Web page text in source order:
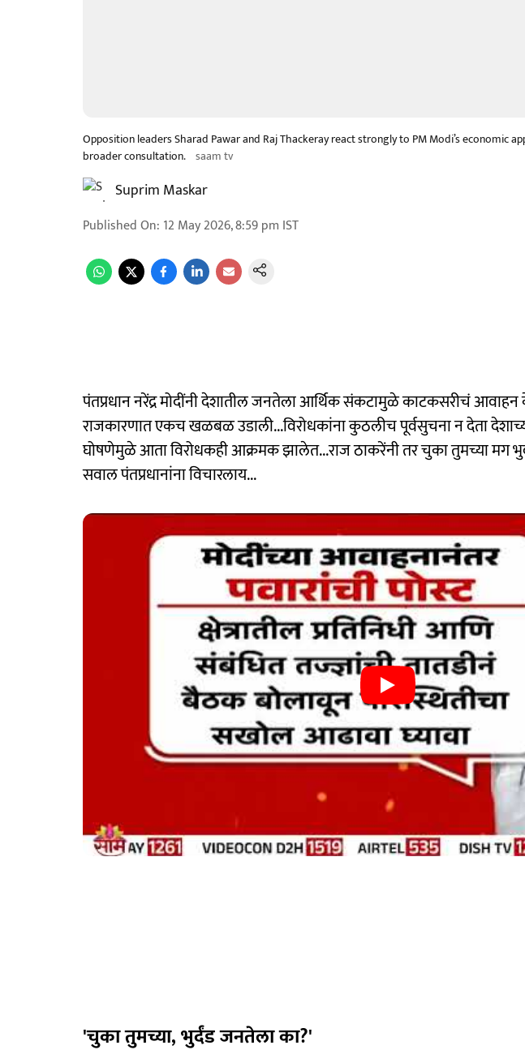
Opposition leaders Sharad Pawar and Raj Thackeray react strongly to PM Modi’s economic
broader consultation. saam tv
Suprim Maskar
Published On: 12 May 2026, 8:59 pm IST
पंतप्रधान नरेंद्र मोदींनी देशातील जनतेला आर्थिक संकटामुळे काटकसरीचं
राजकारणात एकच खळबळ उडाली...विरोधकांना कुठलीच पूर्वसुचना न देता
घोषणेमुळे आता विरोधकही आक्रमक झालेत...राज ठाकरेंनी तर चुका तुमच्या मग
सवाल पंतप्रधानांना विचारलाय...
'चुका तुमच्या, भुर्दंड जनतेला का?'